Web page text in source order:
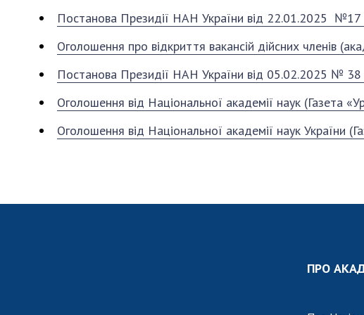
Персональний
імені Бориса
Віртуальний тур
Концепція
Національної
академії наук
Постанова Президії НАН України від 22.01.2025 №17
Оголошення про відкриття вакансій дійсних членів
Постанова Президії НАН України від 05.02.2025 № 38
Оголошення від Національної академії наук (Газета
Оголошення від Національної академії наук України
ПРО